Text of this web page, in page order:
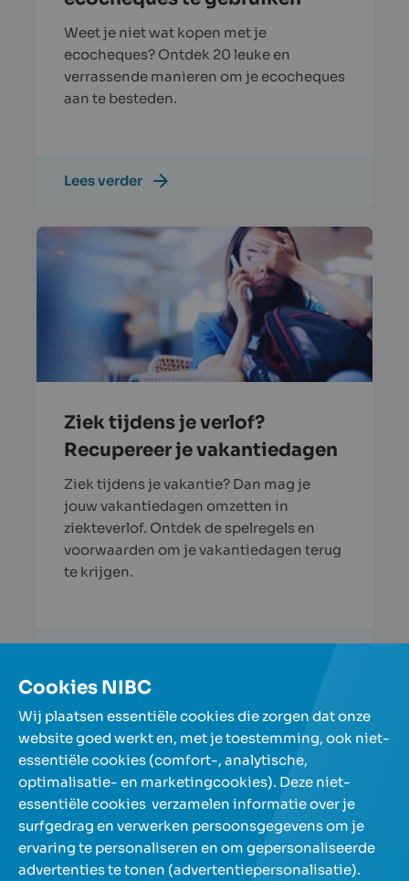
Weet je niet wat kopen met je
ecocheques? Ontdek 20 leuke en
verrassende manieren om je ecocheques
aan te besteden.
Lees verder
Ziek tijdens je verlof?
Recupereer je vakantiedagen
Ziek tijdens je vakantie? Dan mag je
jouw vakantiedagen omzetten in
ziekteverlof. Ontdek de spelregels en
voorwaarden om je vakantiedagen terug
te krijgen.
Meer artikels
Onze spaarrekeningen
Over NIBC
Cookies NIBC
Wij plaatsen essentiële cookies die zorgen dat onze
website goed werkt en, met je toestemming, ook niet-
essentiële cookies (comfort-, analytische,
optimalisatie- en marketingcookies). Deze niet-
essentiële cookies verzamelen informatie over je
surfgedrag en verwerken persoonsgegevens om je
ervaring te personaliseren en om gepersonaliseerde
advertenties te tonen (advertentiepersonalisatie).